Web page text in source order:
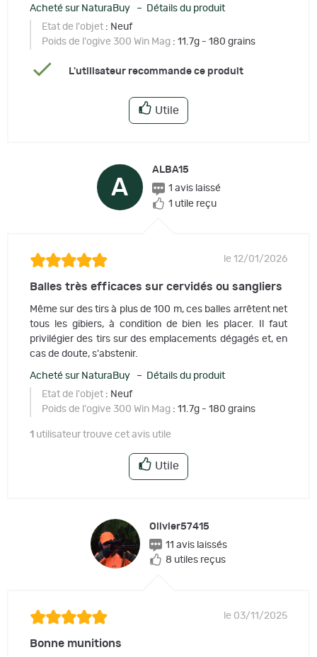
Acheté sur NaturaBuy – Détails du produit
Etat de l'objet : Neuf
Poids de l'ogive 300 Win Mag : 11.7g - 180 grains
L'utilisateur recommande ce produit
Utile
A
ALBA15
1 avis laissé
1 utile reçu
le 12/01/2026
Balles très efficaces sur cervidés ou sangliers
Même sur des tirs à plus de 100 m, ces balles arrêtent net
tous les gibiers, à condition de bien les placer. Il faut
privilégier des tirs sur des emplacements dégagés et, en
cas de doute, s'abstenir.
Acheté sur NaturaBuy – Détails du produit
Etat de l'objet : Neuf
Poids de l'ogive 300 Win Mag : 11.7g - 180 grains
1 utilisateur trouve cet avis utile
Utile
Olivier57415
11 avis laissés
8 utiles reçus
le 03/11/2025
Bonne munitions